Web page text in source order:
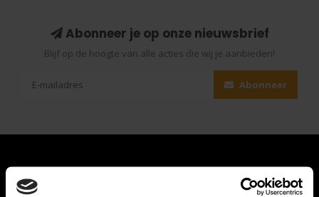
Abonneer je op onze nieuwsbrief
Blijf op de hoogte van alle acties die wij je aanbieden!
Abonneer